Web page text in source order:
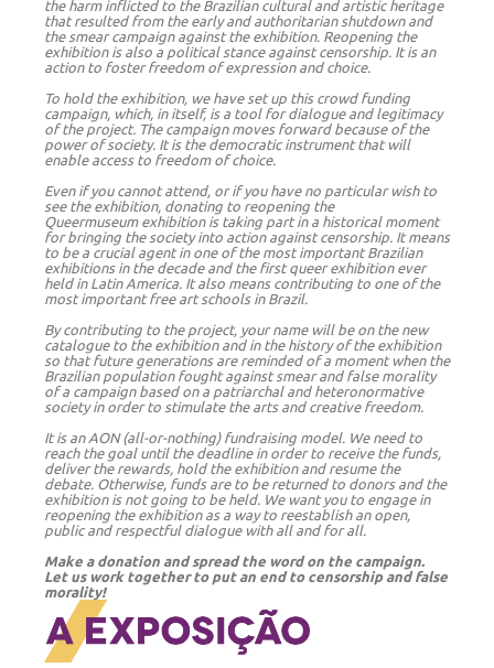
the harm inflicted to the Brazilian cultural and artistic heritage
that resulted from the early and authoritarian shutdown and
the smear campaign against the exhibition. Reopening the
exhibition is also a political stance against censorship. It is an
action to foster freedom of expression and choice.
To hold the exhibition, we have set up this crowd funding
campaign, which, in itself, is a tool for dialogue and legitimacy
of the project. The campaign moves forward because of the
power of society. It is the democratic instrument that will
enable access to freedom of choice.
Even if you cannot attend, or if you have no particular wish to
see the exhibition, donating to reopening the
Queermuseum exhibition is taking part in a historical moment
for bringing the society into action against censorship. It means
to be a crucial agent in one of the most important Brazilian
exhibitions in the decade and the first queer exhibition ever
held in Latin America. It also means contributing to one of the
most important free art schools in Brazil.
By contributing to the project, your name will be on the new
catalogue to the exhibition and in the history of the exhibition
so that future generations are reminded of a moment when the
Brazilian population fought against smear and false morality
of a campaign based on a patriarchal and heteronormative
society in order to stimulate the arts and creative freedom.
It is an AON (all-or-nothing) fundraising model. We need to
reach the goal until the deadline in order to receive the funds,
deliver the rewards, hold the exhibition and resume the
debate. Otherwise, funds are to be returned to donors and the
exhibition is not going to be held. We want you to engage in
reopening the exhibition as a way to reestablish an open,
public and respectful dialogue with all and for all.
Make a donation and spread the word on the campaign.
Let us work together to put an end to censorship and false
morality!